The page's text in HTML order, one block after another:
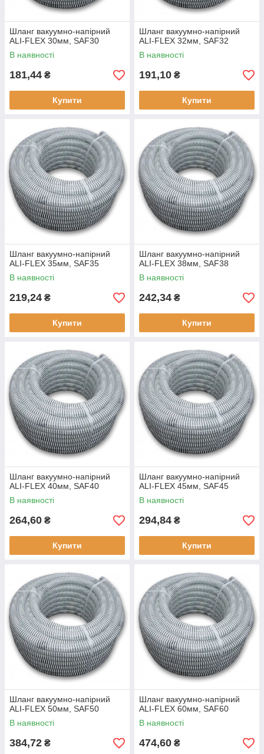
Шланг вакуумно-напірний
ALI-FLEX 30мм, SAF30
В наявності
181,44 ₴
Купити
Шланг вакуумно-напірний
ALI-FLEX 32мм, SAF32
В наявності
191,10 ₴
Купити
Шланг вакуумно-напірний
ALI-FLEX 35мм, SAF35
В наявності
219,24 ₴
Купити
Шланг вакуумно-напірний
ALI-FLEX 38мм, SAF38
В наявності
242,34 ₴
Купити
Шланг вакуумно-напірний
ALI-FLEX 40мм, SAF40
В наявності
264,60 ₴
Купити
Шланг вакуумно-напірний
ALI-FLEX 45мм, SAF45
В наявності
294,84 ₴
Купити
Шланг вакуумно-напірний
ALI-FLEX 50мм, SAF50
В наявності
384,72 ₴
Шланг вакуумно-напірний
ALI-FLEX 60мм, SAF60
В наявності
474,60 ₴